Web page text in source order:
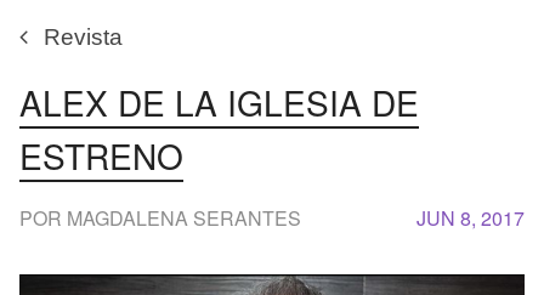
Revista
ALEX DE LA IGLESIA DE
ESTRENO
JUN 8, 2017
POR MAGDALENA SERANTES